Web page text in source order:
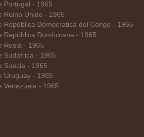
Portugal - 1965
Reino Unido - 1965
República Democratica del Congo - 1965
República Dominicana - 1965
Rusia - 1965
Sudáfrica - 1965
Suecia - 1965
Uruguay - 1965
Venezuela - 1965